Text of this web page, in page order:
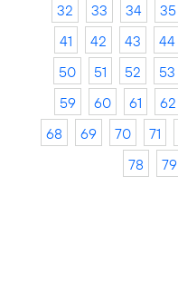
32
33 34 35
41
42 43 44
50
51 52 53
59
60 61 62
68
69 70 71
78
79